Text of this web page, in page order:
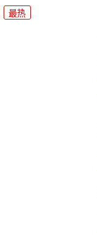
最热